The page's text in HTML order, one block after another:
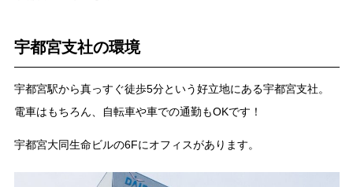
宇都宮支社の環境
宇都宮駅から真っすぐ徒歩5分という好立地にある宇都宮支社。
電車はもちろん、自転車や車での通勤もOKです！
宇都宮大同生命ビルの6Fにオフィスがあります。